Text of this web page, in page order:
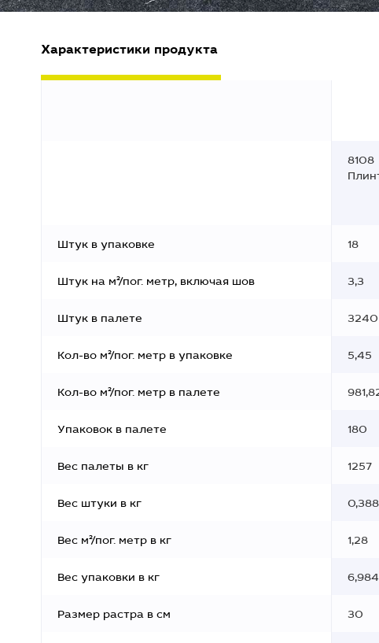
Характеристики продукта
8108
Штук в упаковке 18
Штук на м²/пог. метр, включая шов 3,3
Штук в палете 3240
Кол-во м²/пог. метр в упаковке 5,45
Кол-во м²/пог. метр в палете
Упаковок в палете 180
Вес палеты в кг 1257
Вес штуки в кг 0,388
Вес м²/пог. метр в кг 1,28
Вес упаковки в кг 6,984
Размер растра в см 30